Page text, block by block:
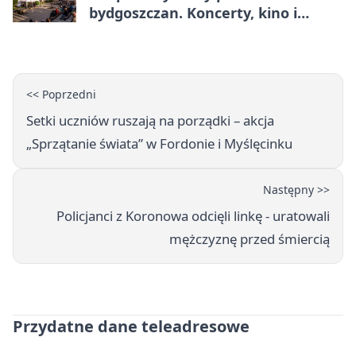
bydgoszczan. Koncerty, kino i
<< Poprzedni
Setki uczniów ruszają na porządki – akcja
„Sprzątanie świata” w Fordonie i Myślęcinku
Następny >>
Policjanci z Koronowa odcięli linkę - uratowali
mężczyznę przed śmiercią
Przydatne dane teleadresowe